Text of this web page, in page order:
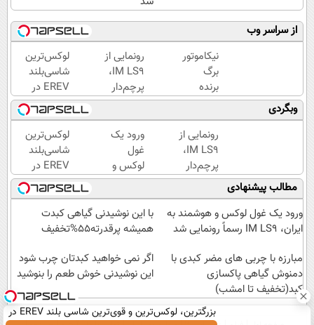
از سراسر وب
نیکاموتور
برگ
برنده
جدیدش
را رو کرد،
IM LS9
رسماً
وارد بازار
ایران شد
رونمایی از
IM LS9،
پرچم‌دار
فوق‌لوکس
EREV
وارد بازار
ایران شد
لوکس‌ترین
شاسی‌بلند
EREV در
ایران،
توسط نیکا
موتور
رونمایی
شد!
وبگردی
رونمایی از
IM LS9،
پرچم‌دار
فوق‌لوکس
EREV
وارد بازار
ایران شد
ورود یک
غول
لوکس و
هوشمند
به ایران،
IM LS9
رسماً
شد
لوکس‌ترین
شاسی‌بلند
EREV در
ایران،
توسط نیکا
موتور
رونمایی
مطالب پیشنهادی
ورود یک غول لوکس و هوشمند به
ایران، IM LS9 رسماً رونمایی شد
با این نوشیدنی گیاهی کبدت
همیشه پرقدرته55%تخفیف
مبارزه با چربی های مضر کبدی با
دمنوش گیاهی پاکسازی
کبد(تخفیف تا امشب)
اگر نمی خواهید کبدتان چرب شود
این نوشیدنی خوش طعم را بنوشید
بزرگترین، لوکس‌ترین و قوی‌ترین شاسی بلند EREV در